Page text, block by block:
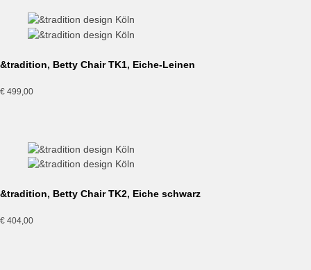
&tradition, Betty Chair TK1, Eiche-Leinen
€ 499,00
&tradition, Betty Chair TK2, Eiche schwarz
€ 404,00